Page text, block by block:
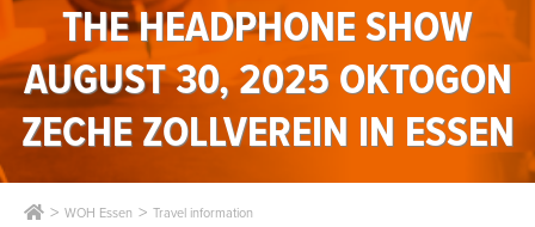
THE HEADPHONE SHOW
AUGUST 30, 2025 OKTOGON
ZECHE ZOLLVEREIN IN ESSEN
WOH Essen Travel information